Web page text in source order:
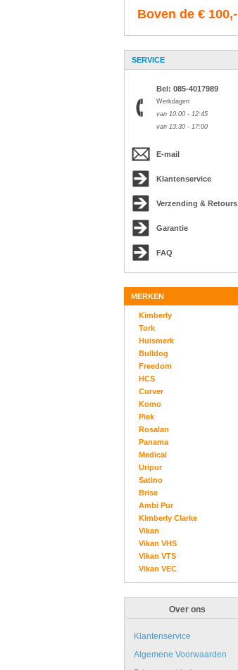
Boven de € 100,-
SERVICE
Bel: 085-4017989
Werkdagen
van 10:00 - 12:45
van 13:30 - 17:00
E-mail
Klantenservice
Verzending & Retours
Garantie
FAQ
MERKEN
Kimberly
Tork
Huismerk
Bulldog
Freedom
HCS
Curver
Komo
Piek
Rosalan
Panama
Medical
Uripur
Satino
Brise
Ambi Pur
Kimberly Clarke
Vikan
Vikan VHS
Vikan VTS
Vikan VEC
Over ons
Klantenservice
Algemene Voorwaarden